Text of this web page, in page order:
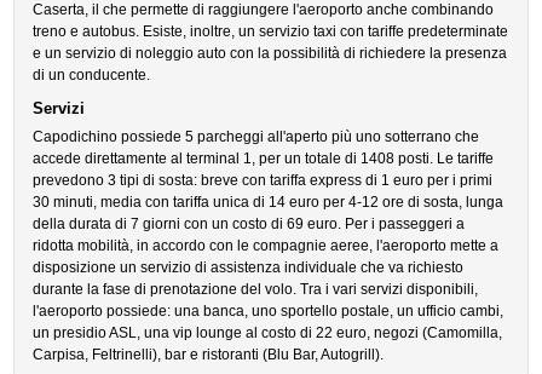
Caserta, il che permette di raggiungere l'aeroporto anche combinando
treno e autobus. Esiste, inoltre, un servizio taxi con tariffe predeterminate
e un servizio di noleggio auto con la possibilità di richiedere la presenza
di un conducente.
Servizi
Capodichino possiede 5 parcheggi all'aperto più uno sotterrano che
accede direttamente al terminal 1, per un totale di 1408 posti. Le tariffe
prevedono 3 tipi di sosta: breve con tariffa express di 1 euro per i primi
30 minuti, media con tariffa unica di 14 euro per 4-12 ore di sosta, lunga
della durata di 7 giorni con un costo di 69 euro. Per i passeggeri a
ridotta mobilità, in accordo con le compagnie aeree, l'aeroporto mette a
disposizione un servizio di assistenza individuale che va richiesto
durante la fase di prenotazione del volo. Tra i vari servizi disponibili,
l'aeroporto possiede: una banca, uno sportello postale, un ufficio cambi,
un presidio ASL, una vip lounge al costo di 22 euro, negozi (Camomilla,
Carpisa, Feltrinelli), bar e ristoranti (Blu Bar, Autogrill).